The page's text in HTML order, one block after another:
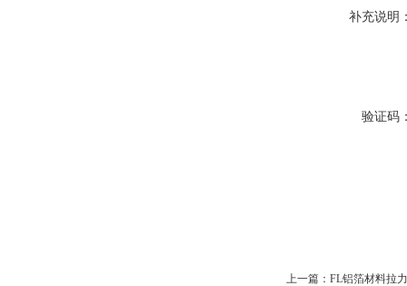
补充说明
验证码
上一篇： FL铝箔材料拉